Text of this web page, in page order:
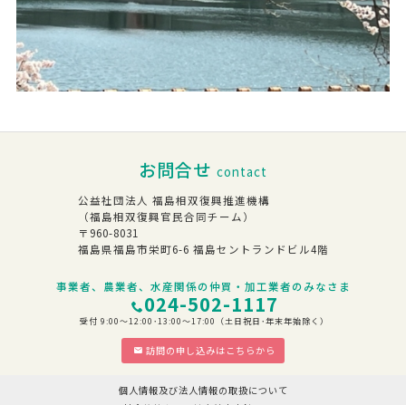
お問合せ contact
公益社団法人 福島相双復興推進機構
（福島相双復興官民合同チーム）
〒960-8031
福島県福島市栄町6-6 福島セントランドビル4階
事業者、農業者、水産関係の仲買・加工業者のみなさま
024-502-1117
受付 9:00～12:00･13:00～17:00（土日祝日･年末年始除く）
訪問の申し込みはこちらから
個人情報及び法人情報の取扱について